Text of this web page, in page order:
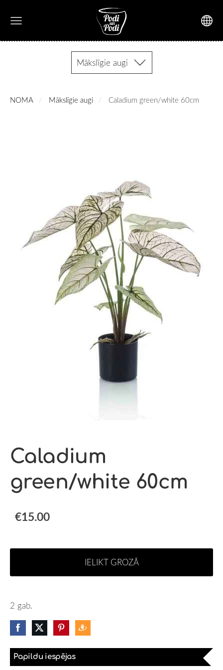
Mākslīgie augi
Papildu iespējas
NOMA Mākslīgie augi Caladium green/white 60cm
Caladium
green/white 60cm
€15.00
IELIKT GROZĀ
2 gab.